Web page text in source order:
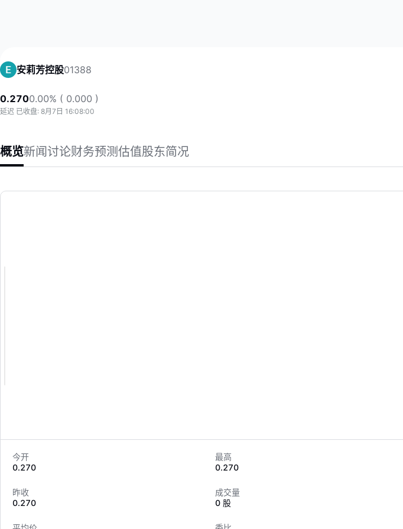
安莉芳控股01388
0.2700.00% ( 0.000 )
延迟 已收盘: 8月7日 16:08:00
概览新闻讨论财务预测估值股东简况
安莉芳控股
安莉芳控股有限公司是一间主要从事制造及销售内衣的投资控股公司。该公司主要从事制造及
今开
0.270
最高
0.270
昨收
0.270
成交量
0 股